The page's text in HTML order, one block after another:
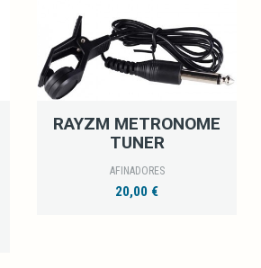
RAYZM METRONOME
TUNER
AFINADORES
20,00 €